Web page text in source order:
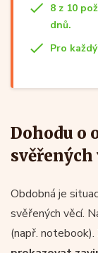
8 z 10
dnů.
Pro
Dohodu o
svěřených
Obdobná je
svěřených věcí.
(např.